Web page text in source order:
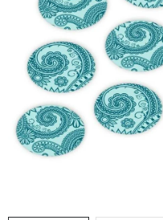
ZDRAVÉ PEČENÍ
DÁRKOVÉ POUKAZY
TÉMATICKÉ PRODUKTY
PROFI BALENÍ